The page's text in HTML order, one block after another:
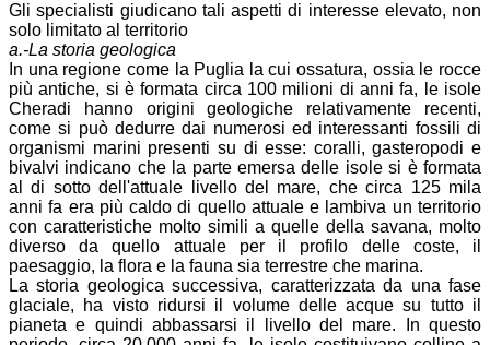
Gli specialisti giudicano tali aspetti di interesse elevato, non
solo limitato al territorio
a.-La storia geologica
In una regione come la Puglia la cui ossatura, ossia le rocce
più antiche, si è formata circa 100 milioni di anni fa, le isole
Cheradi hanno origini geologiche relativamente recenti,
come si può dedurre dai numerosi ed interessanti fossili di
organismi marini presenti su di esse: coralli, gasteropodi e
bivalvi indicano che la parte emersa delle isole si è formata
al di sotto dell'attuale livello del mare, che circa 125 mila
anni fa era più caldo di quello attuale e lambiva un territorio
con caratteristiche molto simili a quelle della savana, molto
diverso da quello attuale per il profilo delle coste, il
paesaggio, la flora e la fauna sia terrestre che marina.
La storia geologica successiva, caratterizzata da una fase
glaciale, ha visto ridursi il volume delle acque su tutto il
pianeta e quindi abbassarsi il livello del mare. In questo